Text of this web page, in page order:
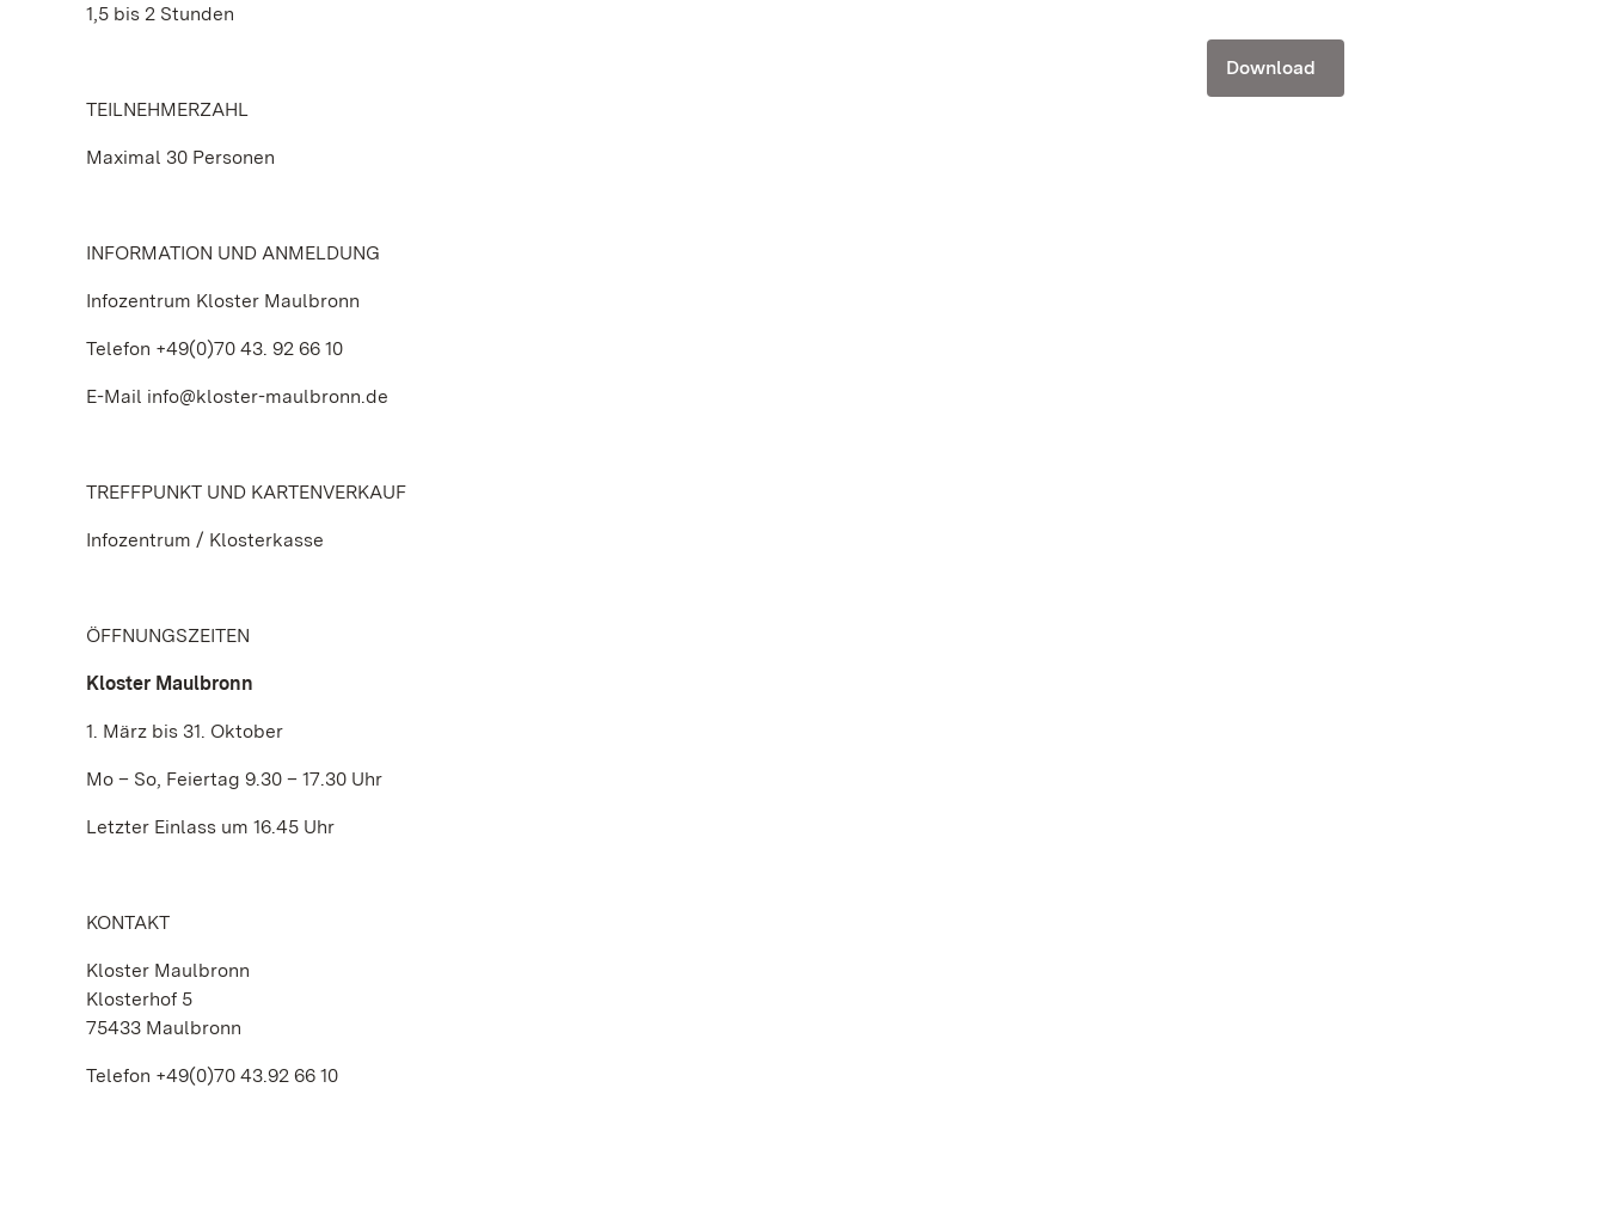
1,5 bis 2 Stunden
TEILNEHMERZAHL
Maximal 30 Personen
INFORMATION UND ANMELDUNG
Infozentrum Kloster Maulbronn
Telefon +49(0)70 43. 92 66 10
E-Mail info@kloster-maulbronn.de
TREFFPUNKT UND KARTENVERKAUF
Infozentrum / Klosterkasse
ÖFFNUNGSZEITEN
Kloster Maulbronn
1. März bis 31. Oktober
Mo – So, Feiertag 9.30 – 17.30 Uhr
Letzter Einlass um 16.45 Uhr
KONTAKT
Kloster Maulbronn
Klosterhof 5
75433 Maulbronn
Telefon +49(0)70 43.92 66 10
Download